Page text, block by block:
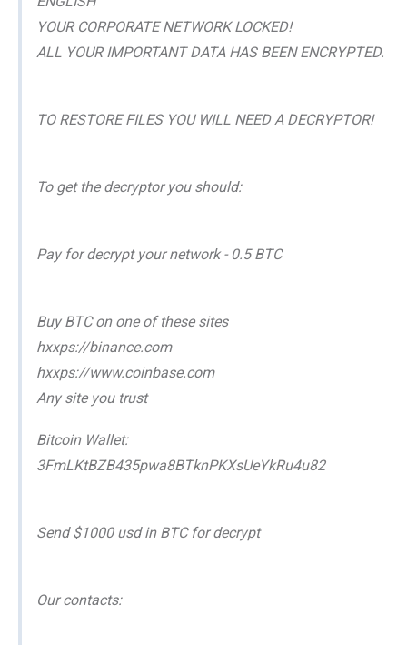
YOUR CORPORATE NETWORK LOCKED!
ALL YOUR IMPORTANT DATA HAS BEEN ENCRYPTED.
TO RESTORE FILES YOU WILL NEED A DECRYPTOR!
To get the decryptor you should:
Pay for decrypt your network - 0.5 BTC
Buy BTC on one of these sites
hxxps://binance.com
hxxps://www.coinbase.com
Any site you trust
Bitcoin Wallet:
3FmLKtBZB435pwa8BTknPKXsUeYkRu4u82
Send $1000 usd in BTC for decrypt
Our contacts: